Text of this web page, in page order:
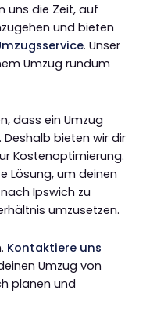
uns die Zeit, auf
und bieten
. Unser
Umzug rundum
dass ein Umzug
Deshalb bieten wir dir
Kostenoptimierung.
Lösung, um deinen
Ipswich zu
umzusetzen.
Kontaktiere uns
Umzug von
planen und